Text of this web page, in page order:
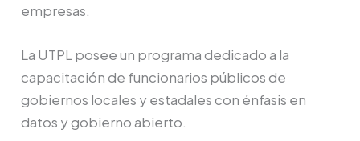
empresas.
La UTPL posee un programa dedicado a la
capacitación de funcionarios públicos de
gobiernos locales y estadales con énfasis en
datos y gobierno abierto.